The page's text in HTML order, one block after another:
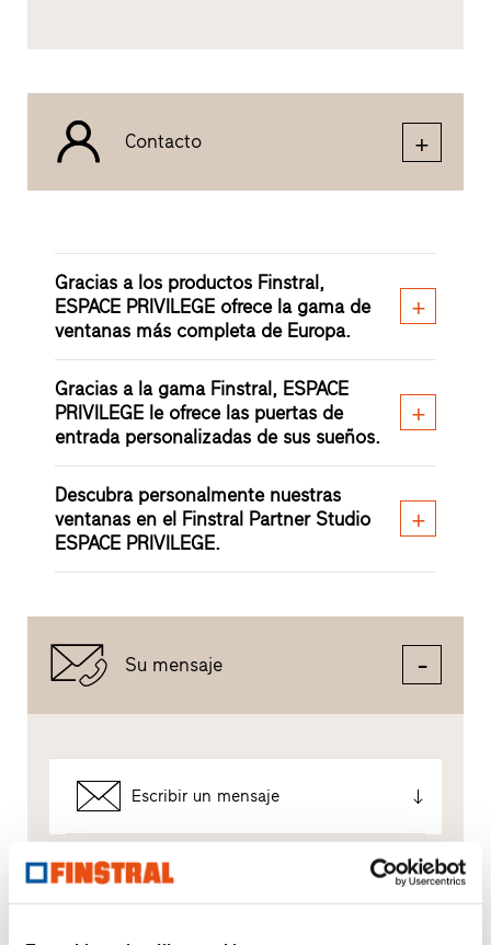
Contacto
Gracias a los productos Finstral,
ESPACE PRIVILEGE ofrece la gama de
ventanas más completa de Europa.
Gracias a la gama Finstral, ESPACE
PRIVILEGE le ofrece las puertas de
entrada personalizadas de sus sueños.
Descubra personalmente nuestras
ventanas en el Finstral Partner Studio
ESPACE PRIVILEGE.
Su mensaje
Escribir un mensaje
Así tratamos sus datos.
Utilizamos sus datos para atender su solicitud de la